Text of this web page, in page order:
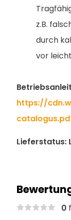
z.B.
durch
vor
https://
Lieferstatus:
0